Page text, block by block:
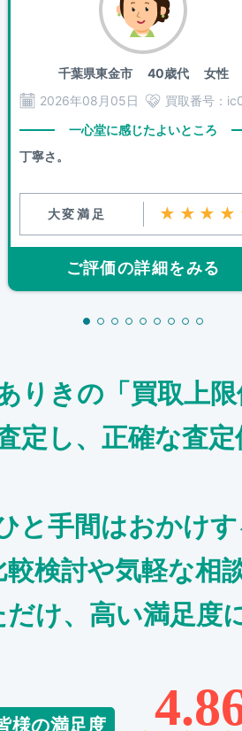
千葉県東金市40歳代 女性
2026年08月05日
買取番号：
一心堂に感じたよいところ
丁寧さ。
大変満足
ご評価の詳細をみる
りきの「買取上限
定し、正確な査定
と手間はおかけす
検討や気軽な相
け、高い満足度
様の満足度